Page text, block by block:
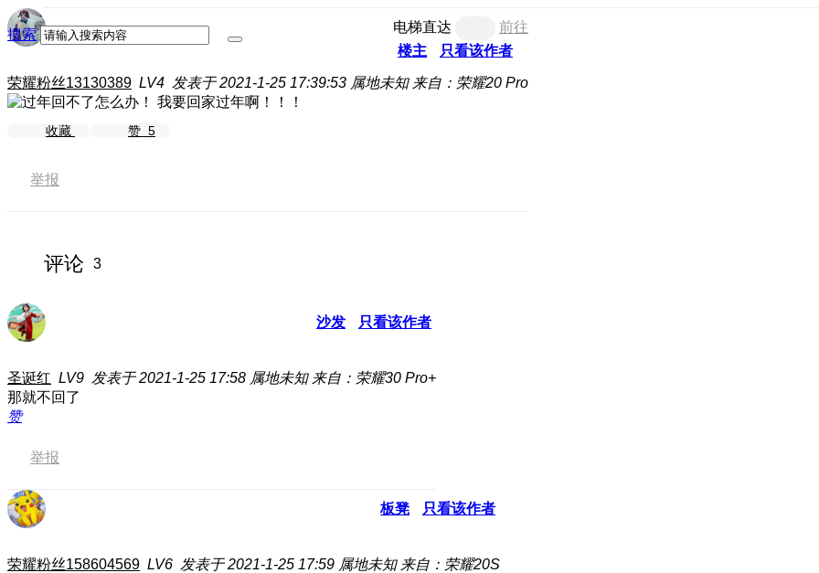
搜索 电梯直达
前往
楼主
只看该作者
荣耀粉丝13130389 LV4 发表于 2021-1-25 17:39:53 属地未知 来自：荣耀20 Pro
我要回家过年啊！！！
收藏 赞 5
举报
评论 3
沙发 只看该作者
圣诞红 LV9 发表于 2021-1-25 17:58 属地未知 来自：荣耀30 Pro+
那就不回了
赞
举报
板凳 只看该作者
荣耀粉丝158604569 LV6 发表于 2021-1-25 17:59 属地未知 来自：荣耀20S